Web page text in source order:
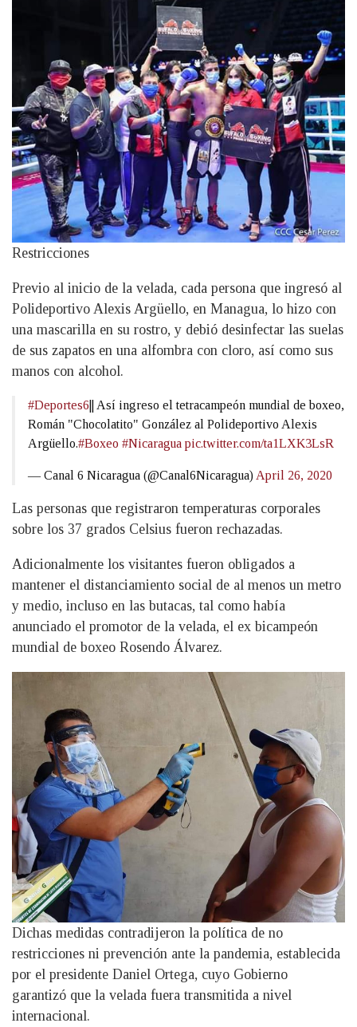
Restricciones
Previo al inicio de la velada, cada persona que ingresó al
Polideportivo Alexis Argüello, en Managua, lo hizo con
una mascarilla en su rostro, y debió desinfectar las suelas
de sus zapatos en una alfombra con cloro, así como sus
manos con alcohol.
#Deportes6 || Así ingreso el tetracampeón mundial de boxeo,
Román "Chocolatito" González al Polideportivo Alexis
Argüello.#Boxeo #Nicaragua pic.twitter.com/ta1LXK3LsR
— Canal 6 Nicaragua (@Canal6Nicaragua) April 26, 2020
Las personas que registraron temperaturas corporales
sobre los 37 grados Celsius fueron rechazadas.
Adicionalmente los visitantes fueron obligados a
mantener el distanciamiento social de al menos un metro
y medio, incluso en las butacas, tal como había
anunciado el promotor de la velada, el ex bicampeón
mundial de boxeo Rosendo Álvarez.
Dichas medidas contradijeron la política de no
restricciones ni prevención ante la pandemia, establecida
por el presidente Daniel Ortega, cuyo Gobierno
garantizó que la velada fuera transmitida a nivel
internacional.